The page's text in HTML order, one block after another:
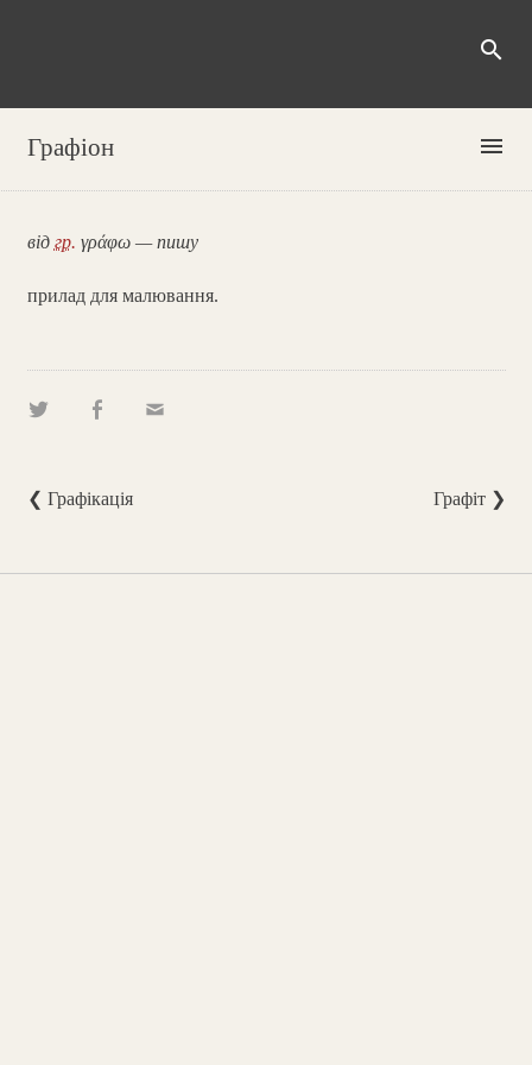
search
Графіон menu
від гр. γράφω — пишу
прилад для малювання.
❮ Графікація Графіт ❯